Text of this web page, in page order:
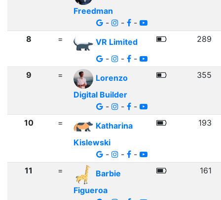
Freedman
-
- -
8 =
VR Limited
-
- -
289
9 =
Lorenzo
Digital Builder
-
- -
355
10 =
Katharina
Kislewski
-
- -
193
11 =
Barbie
Figueroa
161